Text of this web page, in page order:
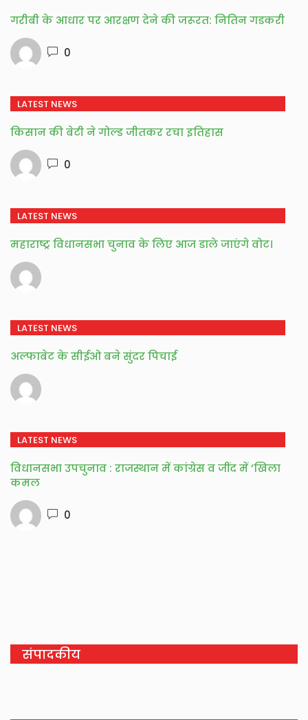
गरीबी के आधार पर आरक्षण देने की जरूरत: नितिन गडकरी
0
LATEST NEWS
किसान की बेटी ने गोल्ड जीतकर रचा इतिहास
0
LATEST NEWS
महाराष्ट्र विधानसभा चुनाव के लिए आज डाले जाएंगे वोट।
LATEST NEWS
अल्फाबेट के सीईओ बने सुंदर पिचाई
LATEST NEWS
विधानसभा उपचुनाव : राजस्थान में कांग्रेस व जींद में ‘खिला
कमल
0
संपादकीय